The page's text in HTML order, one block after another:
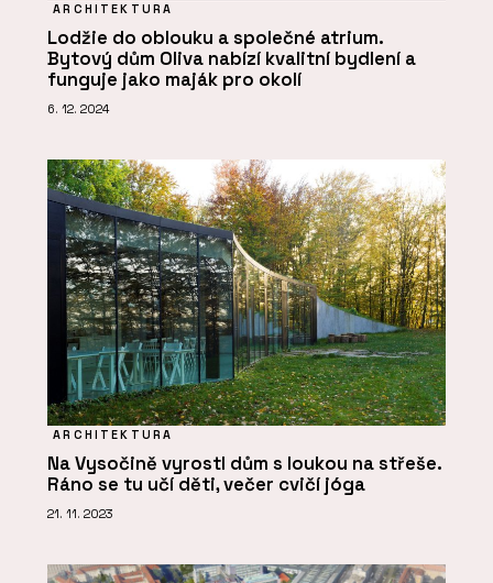
ARCHITEKTURA
Lodžie do oblouku a společné atrium.
Bytový dům Oliva nabízí kvalitní bydlení a
funguje jako maják pro okolí
6. 12. 2024
ARCHITEKTURA
Na Vysočině vyrostl dům s loukou na střeše.
Ráno se tu učí děti, večer cvičí jóga
21. 11. 2023